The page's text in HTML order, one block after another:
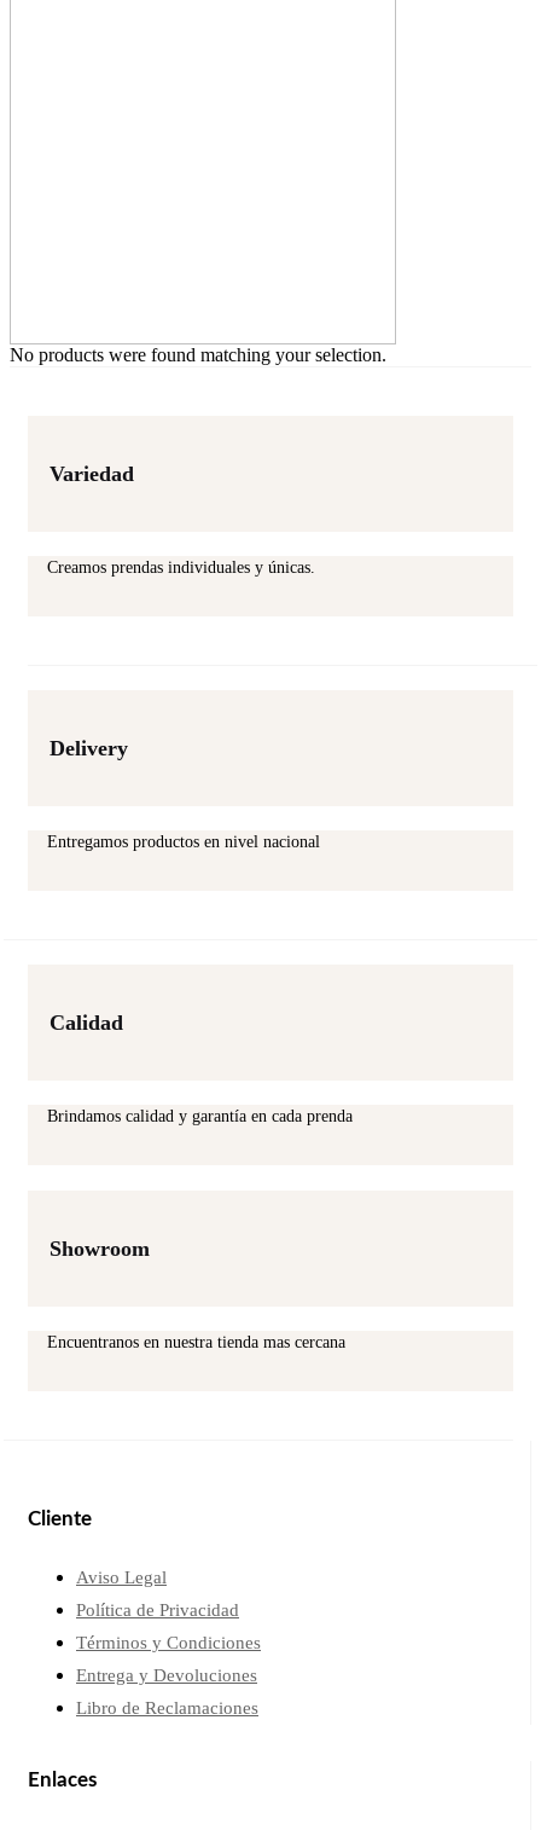
No products were found matching your selection.
Variedad
Creamos prendas individuales y únicas.
Delivery
Entregamos productos en nivel nacional
Calidad
Brindamos calidad y garantía en cada prenda
Showroom
Encuentranos en nuestra tienda mas cercana
Cliente
Aviso Legal
Política de Privacidad
Términos y Condiciones
Entrega y Devoluciones
Libro de Reclamaciones
Enlaces